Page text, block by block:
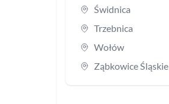
Świdnica
Trzebnica
Wołów
Ząbkowice Śląskie